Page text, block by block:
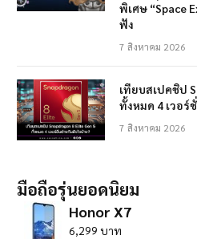
พิเศษ “Space
ฟัง
7 สิงหาคม 2026
เทียบสเปคชิป
ทั้งหมด 4 เวอร์
7 สิงหาคม 2026
มือถือรุ่นยอดนิยม
Honor X7
6,299 บาท